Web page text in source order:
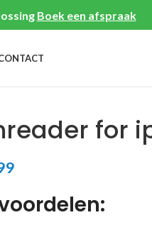
Boek een afspraak
for